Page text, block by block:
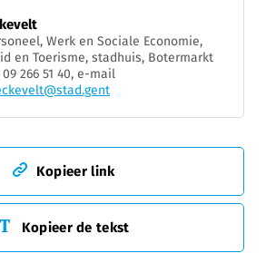
Werk en Sociale Economie,
en Toerisme, stadhuis, Botermarkt
266 51 40, e-mail
Kopieer link
Kopieer de tekst